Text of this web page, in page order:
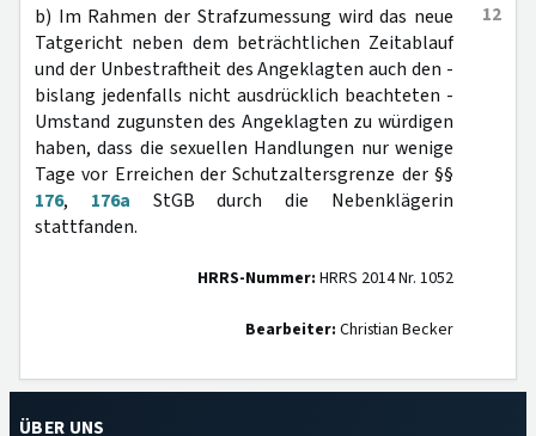
12
b) Im Rahmen der Strafzumessung wird das neue
Tatgericht neben dem beträchtlichen Zeitablauf
und der Unbestraftheit des Angeklagten auch den -
bislang jedenfalls nicht ausdrücklich beachteten -
Umstand zugunsten des Angeklagten zu würdigen
haben, dass die sexuellen Handlungen nur wenige
Tage vor Erreichen der Schutzaltersgrenze der §§
176, 176a StGB durch die Nebenklägerin
stattfanden.
HRRS-Nummer: HRRS 2014 Nr. 1052
Bearbeiter: Christian Becker
ÜBER UNS